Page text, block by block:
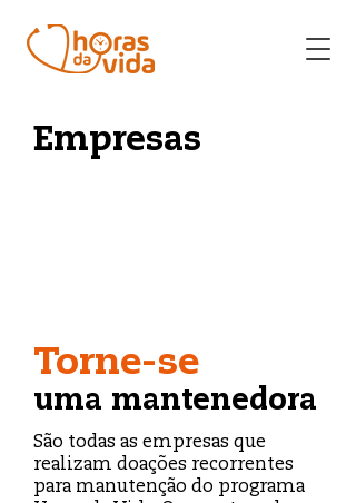
Empresas
Torne-se
uma mantenedora
São todas as empresas que
realizam doações recorrentes
para manutenção do programa